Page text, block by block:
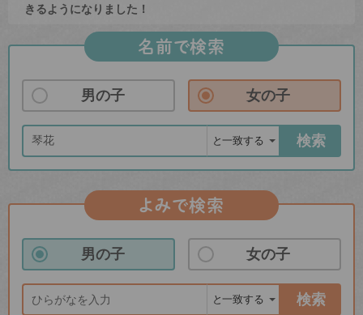
きるようになりました！
名前で検索
男の子 女の子
検索
よみで検索
男の子 女の子
検索